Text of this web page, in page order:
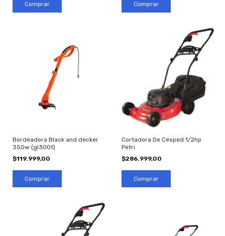
Bordeadora Black and decker
350w (gl300t)
$119.999,00
Cortadora De Cesped 1/2hp
Petri
$286.999,00